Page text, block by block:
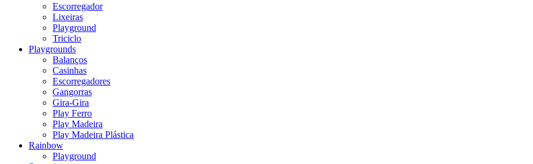
Escorregador
Lixeiras
Playground
Triciclo
Playgrounds
Balanços
Casinhas
Escorregadores
Gangorras
Gira-Gira
Play Ferro
Play Madeira
Play Madeira Plástica
Rainbow
Playground